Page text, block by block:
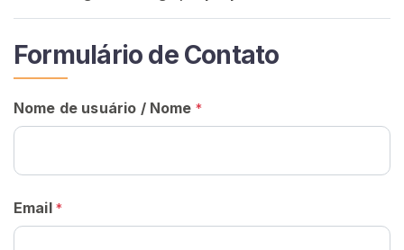
Formulário de Contato
Nome de usuário / Nome *
Email *
I
c
i
o
P
o